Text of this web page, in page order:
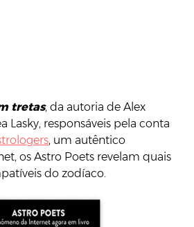
tretas, da autoria de Alex
Lasky, responsáveis pela conta
, um autêntico
os Astro Poets revelam quais
do zodíaco.